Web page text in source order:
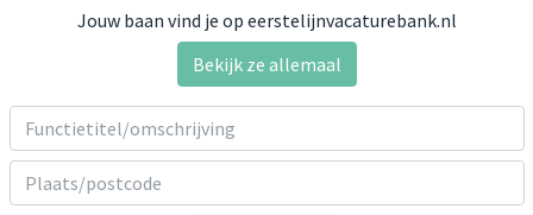
Jouw baan vind je op eerstelijnvacaturebank.nl
Bekijk ze allemaal